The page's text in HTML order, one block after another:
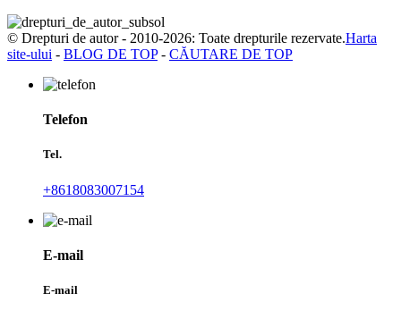
© Drepturi de autor - 2010-2026: Toate drepturile rezervate.Harta
site-ului - BLOG DE TOP- CĂUTARE DE TOP
Telefon
Tel.
+8618083007154
E-mail
E-mail